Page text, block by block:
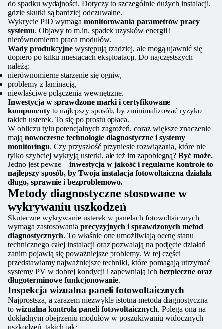
do spadku wydajności. Dotyczy to szczególnie dużych instalacji,
gdzie skutki są bardziej odczuwalne.
Wykrycie PID wymaga monitorowania parametrów pracy
systemu. Objawy to m.in. spadek uzysków energii i
nierównomierna praca modułów.
Wady produkcyjne występują rzadziej, ale mogą ujawnić się
dopiero po kilku miesiącach eksploatacji. Do najczęstszych
należą:
nierównomierne starzenie się ogniw,
problemy z laminacją,
niewłaściwe połączenia wewnętrzne.
Inwestycja w sprawdzone marki i certyfikowane
komponenty to najlepszy sposób, by zminimalizować ryzyko
takich usterek. To się po prostu opłaca.
W obliczu tylu potencjalnych zagrożeń, coraz większe znaczenie
mają nowoczesne technologie diagnostyczne i systemy
monitoringu. Czy przyszłość przyniesie rozwiązania, które nie
tylko szybciej wykryją usterki, ale też im zapobiegną? Być może.
Jedno jest pewne – inwestycja w jakość i regularne kontrole to
najlepszy sposób, by Twoja instalacja fotowoltaiczna działała
długo, sprawnie i bezproblemowo.
Metody diagnostyczne stosowane w
wykrywaniu uszkodzeń
Skuteczne wykrywanie usterek w panelach fotowoltaicznych
wymaga zastosowania precyzyjnych i sprawdzonych metod
diagnostycznych. To właśnie one umożliwiają ocenę stanu
technicznego całej instalacji oraz pozwalają na podjęcie działań
zanim pojawią się poważniejsze problemy. W tej części
przedstawiamy najważniejsze techniki, które pomagają utrzymać
systemy PV w dobrej kondycji i zapewniają ich bezpieczne oraz
długoterminowe funkcjonowanie.
Inspekcja wizualna paneli fotowoltaicznych
Najprostsza, a zarazem niezwykle istotna metoda diagnostyczna
to wizualna kontrola paneli fotowoltaicznych. Polega ona na
dokładnym obejrzeniu modułów w poszukiwaniu widocznych
uszkodzeń, takich jak: